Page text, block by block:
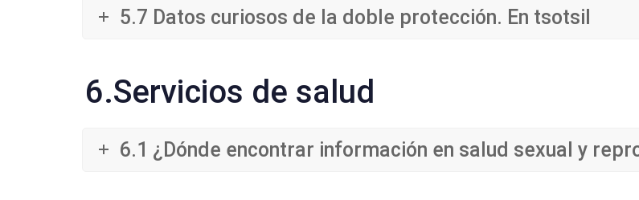
5.7 Datos curiosos de la doble protección. En tsotsil
6.Servicios de salud
6.1 ¿Dónde encontrar información en salud sexual y